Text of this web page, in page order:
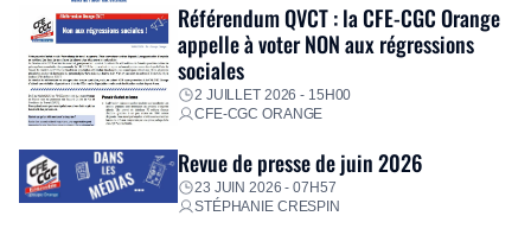
Référendum QVCT : la CFE-CGC Orange
appelle à voter NON aux régressions
sociales
2 JUILLET 2026 - 15H00
CFE-CGC ORANGE
Revue de presse de juin 2026
23 JUIN 2026 - 07H57
STÉPHANIE CRESPIN